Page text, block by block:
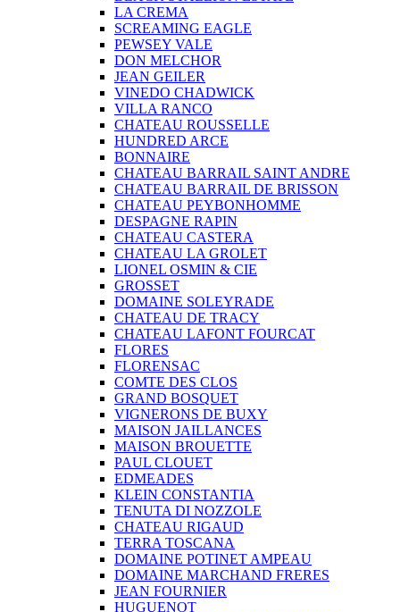
LA CREMA
SCREAMING EAGLE
PEWSEY VALE
DON MELCHOR
JEAN GEILER
VINEDO CHADWICK
VILLA RANCO
CHATEAU ROUSSELLE
HUNDRED ARCE
BONNAIRE
CHATEAU BARRAIL SAINT ANDRE
CHATEAU BARRAIL DE BRISSON
CHATEAU PEYBONHOMME
DESPAGNE RAPIN
CHATEAU CASTERA
CHATEAU LA GROLET
LIONEL OSMIN & CIE
GROSSET
DOMAINE SOLEYRADE
CHATEAU DE TRACY
CHATEAU LAFONT FOURCAT
FLORES
FLORENSAC
COMTE DES CLOS
GRAND BOSQUET
VIGNERONS DE BUXY
MAISON JAILLANCES
MAISON BROUETTE
PAUL CLOUET
EDMEADES
KLEIN CONSTANTIA
TENUTA DI NOZZOLE
CHATEAU RIGAUD
TERRA TOSCANA
DOMAINE POTINET AMPEAU
DOMAINE MARCHAND FRERES
JEAN FOURNIER
HUGUENOT